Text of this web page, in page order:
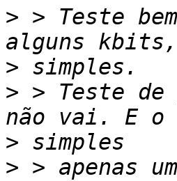
> > Teste
>
> > Teste de
>
> > apenas